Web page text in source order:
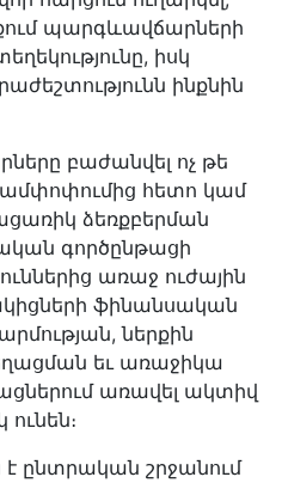
պարգևավճարների
իսկ
ինքնին
բաժանվել ոչ թե
հետո կամ
ձեռքբերման
գործընթացի
առաջ ուժային
ֆինանսական
ներքին
եւ առաջիկա
առավել ակտիվ
է ընտրական շրջանում